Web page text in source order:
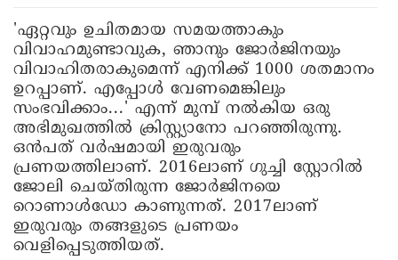
'ഏറ്റവും ഉചിതമായ സമയത്താകും
വിവാഹമുണ്ടാവുക, ഞാനും ജോർജിനയും
വിവാഹിതരാകുമെന്ന് എനിക്ക് 1000 ശതമാനം
ഉറപ്പാണ്. എപ്പോൾ വേണമെങ്കിലും
സംഭവിക്കാം...' എന്ന് മുമ്പ് നൽകിയ ഒരു
അഭിമുഖത്തിൽ ക്രിസ്റ്റ്യാനോ പറഞ്ഞിരുന്നു.
ഒൻപത് വർഷമായി ഇരുവരും
പ്രണയത്തിലാണ്. 2016ലാണ് ഗുച്ചി സ്റ്റോറിൽ
ജോലി ചെയ്തിരുന്ന ജോർജിനയെ
റൊണാൾഡോ കാണുന്നത്. 2017ലാണ്
ഇരുവരും തങ്ങളുടെ പ്രണയം
വെളിപ്പെടുത്തിയത്.